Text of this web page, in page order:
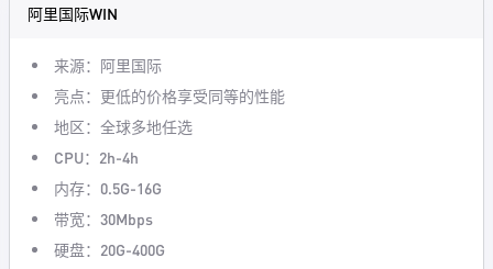
阿里国际WIN
来源：阿里国际
亮点：更低的价格享受同等的性能
地区：全球多地任选
CPU：2h-4h
内存：0.5G-16G
带宽：30Mbps
硬盘：20G-400G